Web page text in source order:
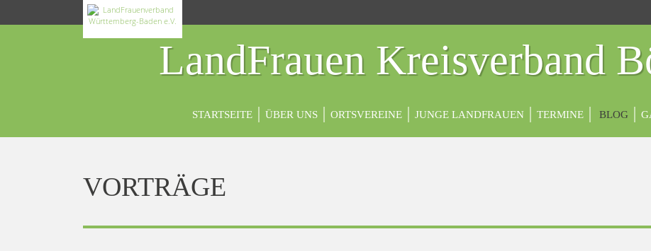
LandFrauen Kreisverband
STARTSEITE ÜBER UNS ORTSVEREINE JUNGE LANDFRAUEN TERMINE BLOG
VORTRÄGE